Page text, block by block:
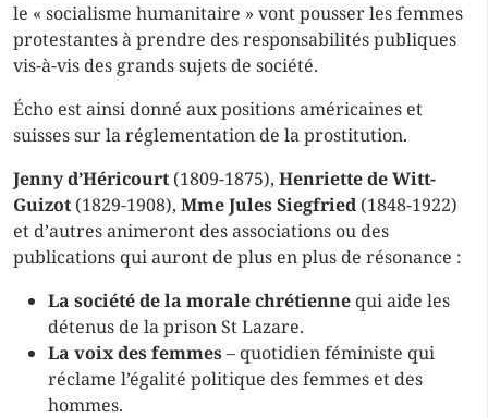
le « socialisme humanitaire » vont pousser les femmes
protestantes à prendre des responsabilités publiques
vis-à-vis des grands sujets de société.
Écho est ainsi donné aux positions américaines et
suisses sur la réglementation de la prostitution.
Jenny d’Héricourt(1809-1875), Henriette de Witt-
Guizot(1829-1908), Mme Jules Siegfried (1848-1922)
et d’autres animeront des associations ou des
publications qui auront de plus en plus de résonance :
La société de la morale chrétienne qui aide les
détenus de la prison St Lazare.
La voix des femmes– quotidien féministe qui
réclame l’égalité politique des femmes et des
hommes.